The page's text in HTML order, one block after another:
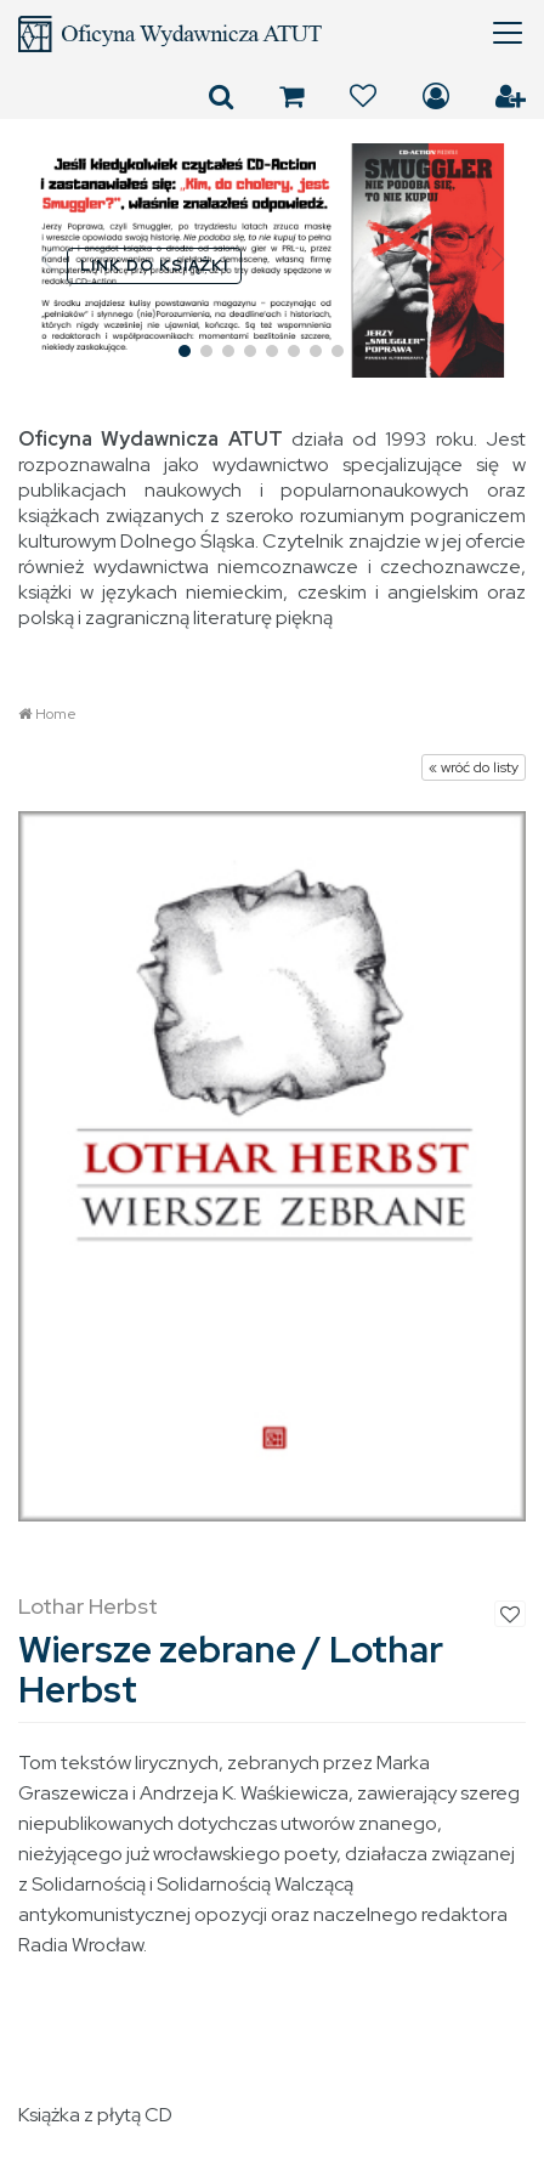
LINK DO KSIĄŻKI
Złotonośne Góry
Sobotnie panami nas
uczyniły
LINK DO KSIĄŻKI
Oficyna Wydawnicza ATUT działa od 1993 roku. Jest
rozpoznawalna jako wydawnictwo specjalizujące się w
publikacjach naukowych i popularnonaukowych oraz
książkach związanych z szeroko rozumianym pograniczem
kulturowym Dolnego Śląska. Czytelnik znajdzie w jej ofercie
również wydawnictwa niemcoznawcze i czechoznawcze,
książki w językach niemieckim, czeskim i angielskim oraz
polską i zagraniczną literaturę piękną
Home
« wróć do listy
Lothar Herbst
Wiersze zebrane / Lothar
Herbst
Tom tekstów lirycznych, zebranych przez Marka
Graszewicza i Andrzeja K. Waśkiewicza, zawierający szereg
niepublikowanych dotychczas utworów znanego,
nieżyjącego już wrocławskiego poety, działacza związanej
z Solidarnością i Solidarnością Walczącą
antykomunistycznej opozycji oraz naczelnego redaktora
Radia Wrocław.
Książka z płytą CD